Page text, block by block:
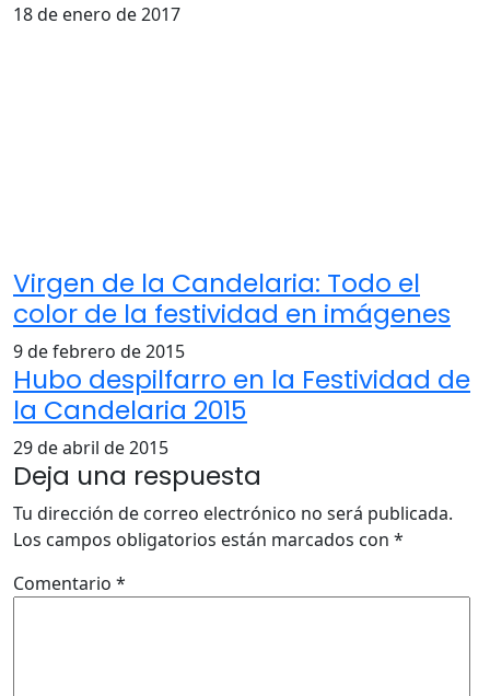
18 de enero de 2017
Virgen de la Candelaria: Todo el
color de la festividad en imágenes
9 de febrero de 2015
Hubo despilfarro en la Festividad de
la Candelaria 2015
29 de abril de 2015
Deja una respuesta
Tu dirección de correo electrónico no será publicada.
Los campos obligatorios están marcados con *
Comentario *